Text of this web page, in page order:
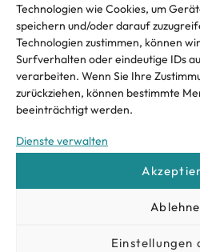
Technologien wie Cookies, um
speichern und/oder darauf
Technologien zustimmen, können
Surfverhalten oder eindeutige IDs
verarbeiten. Wenn Sie Ihre
zurückziehen, können bestimmte
beeinträchtigt werden.
Dienste verwalten
Einstellungen
WEITERLESEN »
Juni 29, 2026
Bereit für ein